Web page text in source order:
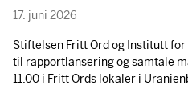
17. juni 2026
Stiftelsen Fritt Ord og Institutt
til rapportlansering og samtale
11.00 i Fritt Ords lokaler i